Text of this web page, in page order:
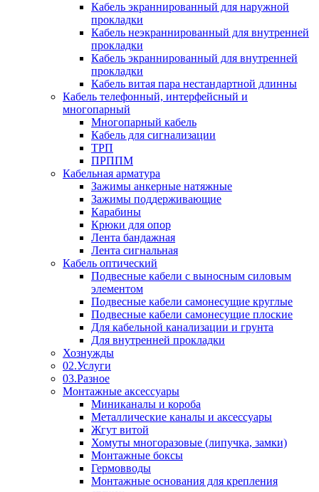
Кабель экраннированный для наружной
прокладки
Кабель неэкраннированный для внутренней
прокладки
Кабель экраннированный для внутренней
прокладки
Кабель витая пара нестандартной длинны
Кабель телефонный, интерфейсный и
многопарный
Многопарный кабель
Кабель для сигнализации
ТРП
ПРППМ
Кабельная арматура
Зажимы анкерные натяжные
Зажимы поддерживающие
Карабины
Крюки для опор
Лента бандажная
Лента сигнальная
Кабель оптический
Подвесные кабели с выносным силовым
элементом
Подвесные кабели самонесущие круглые
Подвесные кабели самонесущие плоские
Для кабельной канализации и грунта
Для внутренней прокладки
Хознужды
02.Услуги
03.Разное
Монтажные аксессуары
Миниканалы и короба
Металлические каналы и аксессуары
Жгут витой
Хомуты многоразовые (липучка, замки)
Монтажные боксы
Гермовводы
Монтажные основания для крепления